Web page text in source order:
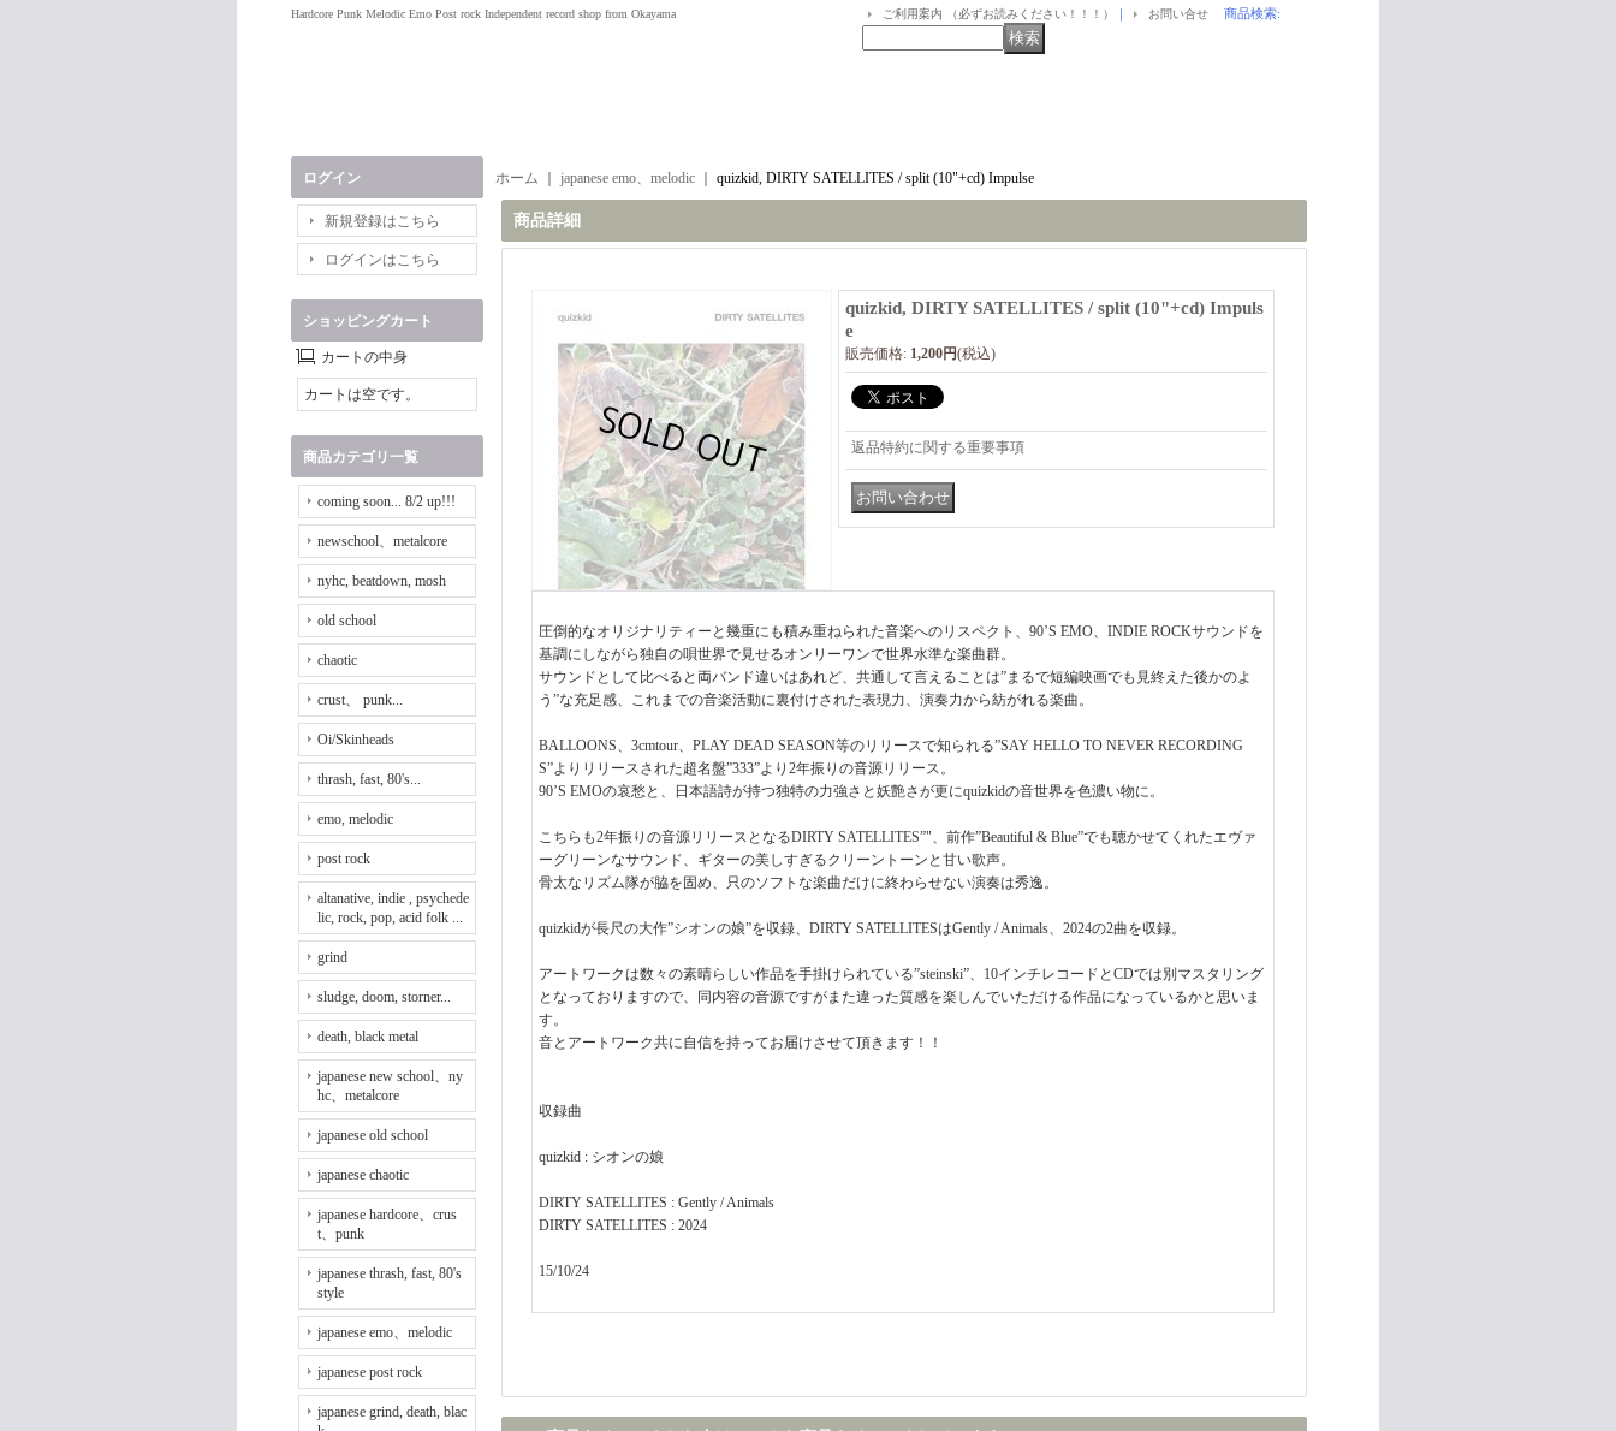
Hardcore Punk Melodic Emo Post rock Independent record shop from Okayama ご利用案内 （必ずお読みください！！！） ｜ お問い合せ 商品検索:
ログイン
新規登録はこちら
ログインはこちら
ショッピングカート
カートの中身
カートは空です。
商品カテゴリ一覧
coming soon... 8/2 up!!!
newschool、metalcore
nyhc, beatdown, mosh
old school
chaotic
crust、 punk...
Oi/Skinheads
thrash, fast, 80's...
emo, melodic
post rock
altanative, indie , psychede
lic, rock, pop, acid folk ...
grind
sludge, doom, storner...
death, black metal
japanese new school、ny
hc、metalcore
japanese old school
japanese chaotic
japanese hardcore、crus
t、punk
japanese thrash, fast, 80's
style
japanese emo、melodic
japanese post rock
japanese grind, death, blac
ホーム japanese emo、melodic quizkid, DIRTY SATELLITES / split (10"+cd) Impulse
商品詳細
quizkid, DIRTY SATELLITES / split (10"+cd) Impuls
e
販売価格: 1,200円(税込)
返品特約に関する重要事項
圧倒的なオリジナリティーと幾重にも積み重ねられた音楽へのリスペクト、90’S EMO、INDIE ROCKサウンドを
基調にしながら独自の唄世界で見せるオンリーワンで世界水準な楽曲群。
サウンドとして比べると両バンド違いはあれど、共通して言えることは”まるで短編映画でも見終えた後かのよ
う”な充足感、これまでの音楽活動に裏付けされた表現力、演奏力から紡がれる楽曲。
BALLOONS、3cmtour、PLAY DEAD SEASON等のリリースで知られる”SAY HELLO TO NEVER RECORDING
S”よりリリースされた超名盤”333”より2年振りの音源リリース。
90’S EMOの哀愁と、日本語詩が持つ独特の力強さと妖艶さが更にquizkidの音世界を色濃い物に。
こちらも2年振りの音源リリースとなるDIRTY SATELLITES”"、前作”Beautiful & Blue”でも聴かせてくれたエヴァ
ーグリーンなサウンド、ギターの美しすぎるクリーントーンと甘い歌声。
骨太なリズム隊が脇を固め、只のソフトな楽曲だけに終わらせない演奏は秀逸。
quizkidが長尺の大作”シオンの娘”を収録、DIRTY SATELLITESはGently / Animals、2024の2曲を収録。
アートワークは数々の素晴らしい作品を手掛けられている”steinski”、10インチレコードとCDでは別マスタリング
となっておりますので、同内容の音源ですがまた違った質感を楽しんでいただける作品になっているかと思いま
す。
音とアートワーク共に自信を持ってお届けさせて頂きます！！
収録曲
quizkid : シオンの娘
DIRTY SATELLITES : Gently / Animals
DIRTY SATELLITES : 2024
15/10/24